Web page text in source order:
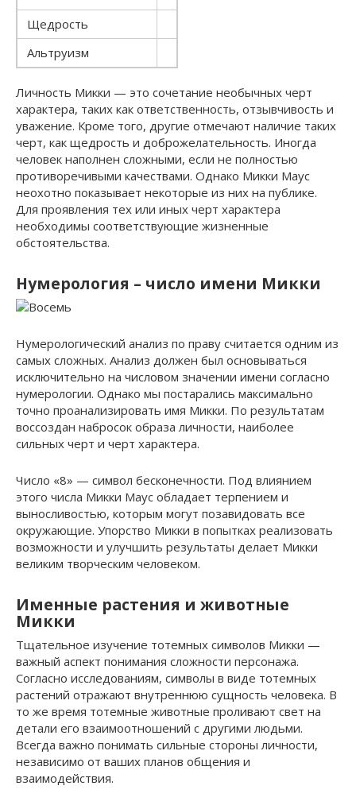
Щедрость
Альтруизм
Личность Микки — это сочетание необычных черт
характера, таких как ответственность, отзывчивость и
уважение. Кроме того, другие отмечают наличие таких
черт, как щедрость и доброжелательность. Иногда
человек наполнен сложными, если не полностью
противоречивыми качествами. Однако Микки Маус
неохотно показывает некоторые из них на публике.
Для проявления тех или иных черт характера
необходимы соответствующие жизненные
обстоятельства.
Нумерология – число имени Микки
Нумерологический анализ по праву считается одним из
самых сложных. Анализ должен был основываться
исключительно на числовом значении имени согласно
нумерологии. Однако мы постарались максимально
точно проанализировать имя Микки. По результатам
воссоздан набросок образа личности, наиболее
сильных черт и черт характера.
Число «8» — символ бесконечности. Под влиянием
этого числа Микки Маус обладает терпением и
выносливостью, которым могут позавидовать все
окружающие. Упорство Микки в попытках реализовать
возможности и улучшить результаты делает Микки
великим творческим человеком.
Именные растения и животные
Микки
Тщательное изучение тотемных символов Микки —
важный аспект понимания сложности персонажа.
Согласно исследованиям, символы в виде тотемных
растений отражают внутреннюю сущность человека. В
то же время тотемные животные проливают свет на
детали его взаимоотношений с другими людьми.
Всегда важно понимать сильные стороны личности,
независимо от ваших планов общения и
взаимодействия.